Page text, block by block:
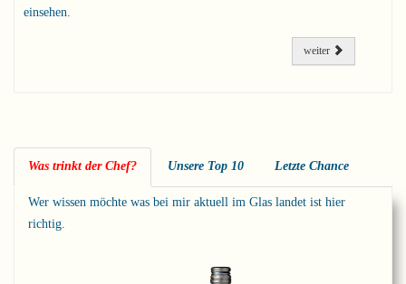
einsehen.
weiter
Was trinkt der Chef? Unsere Top 10 Letzte Chance
Wer wissen möchte was bei mir aktuell im Glas landet ist hier
richtig.